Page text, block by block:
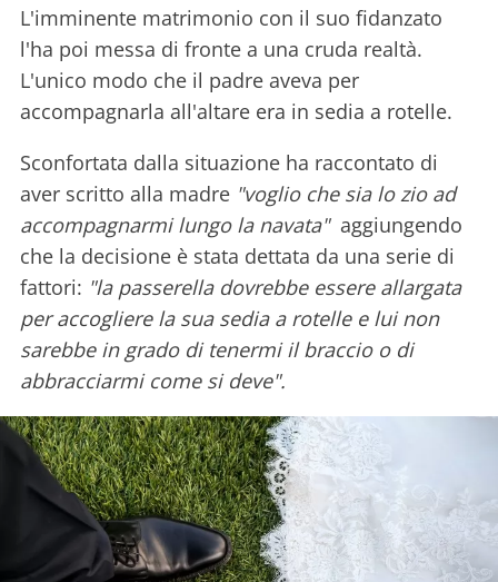
L'imminente matrimonio con il suo fidanzato
l'ha poi messa di fronte a una cruda realtà.
L'unico modo che il padre aveva per
accompagnarla all'altare era in sedia a rotelle.
Sconfortata dalla situazione ha raccontato di
aver scritto alla madre "voglio che sia lo zio ad
accompagnarmi lungo la navata" aggiungendo
che la decisione è stata dettata da una serie di
fattori: "la passerella dovrebbe essere allargata
per accogliere la sua sedia a rotelle e lui non
sarebbe in grado di tenermi il braccio o di
abbracciarmi come si deve".